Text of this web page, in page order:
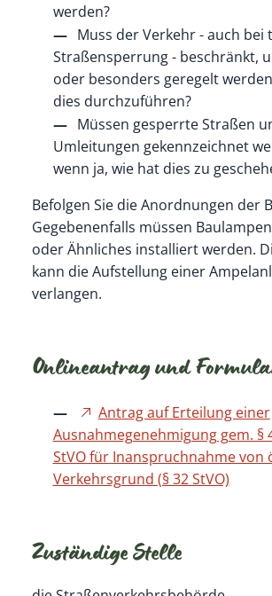
werden?
Muss der Verkehr - auch bei
Straßensperrung - beschränkt,
oder besonders geregelt
dies durchzuführen?
Müssen gesperrte Straßen
Umleitungen gekennzeichnet
wenn ja, wie hat dies zu
Befolgen Sie die Anordnungen der
Gegebenenfalls müssen
oder Ähnliches installiert werden.
kann die Aufstellung einer
verlangen.
Onlineantrag und
Antrag auf Erteilung einer
Ausnahmegenehmigung gem. §
StVO für Inanspruchnahme von
Verkehrsgrund (§ 32 StVO)
Zuständige Stelle